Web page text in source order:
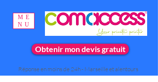
Obtenir mon devis gratuit
Réponse en moins de 24h - Marseille et alentours
ME
NU